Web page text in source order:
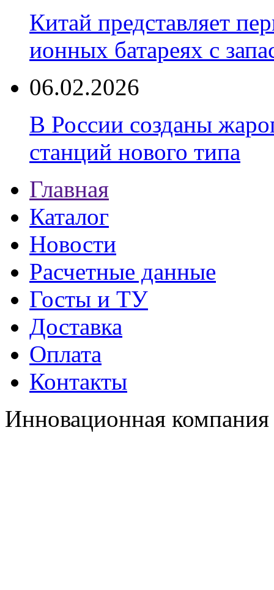
Китай представляет
ионных батареях с
06.02.2026
В России созданы
станций нового типа
Главная
Каталог
Новости
Расчетные данные
Госты и ТУ
Доставка
Оплата
Контакты
Инновационная